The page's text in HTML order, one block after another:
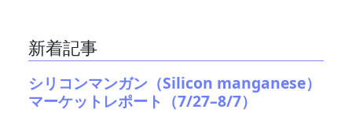
新着記事
シリコンマンガン（Silicon manganese）
マーケットレポート（7/27–8/7）